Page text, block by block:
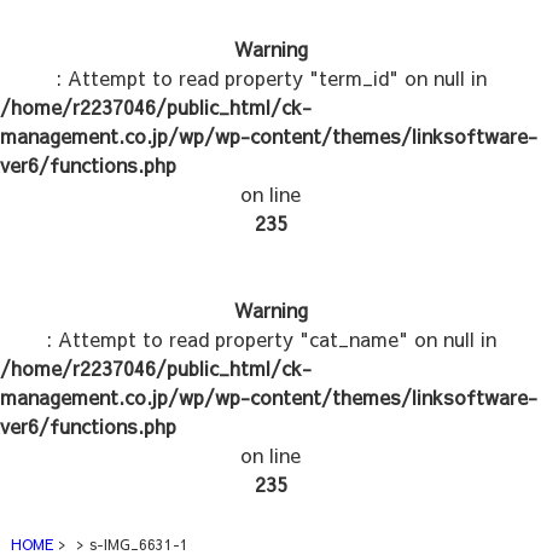
Warning
: Attempt to read property "term_id" on null in
/home/r2237046/public_html/ck-
management.co.jp/wp/wp-content/themes/linksoftware-
ver6/functions.php
on line
235
Warning
: Attempt to read property "cat_name" on null in
/home/r2237046/public_html/ck-
management.co.jp/wp/wp-content/themes/linksoftware-
ver6/functions.php
on line
235
HOME s-IMG_6631-1